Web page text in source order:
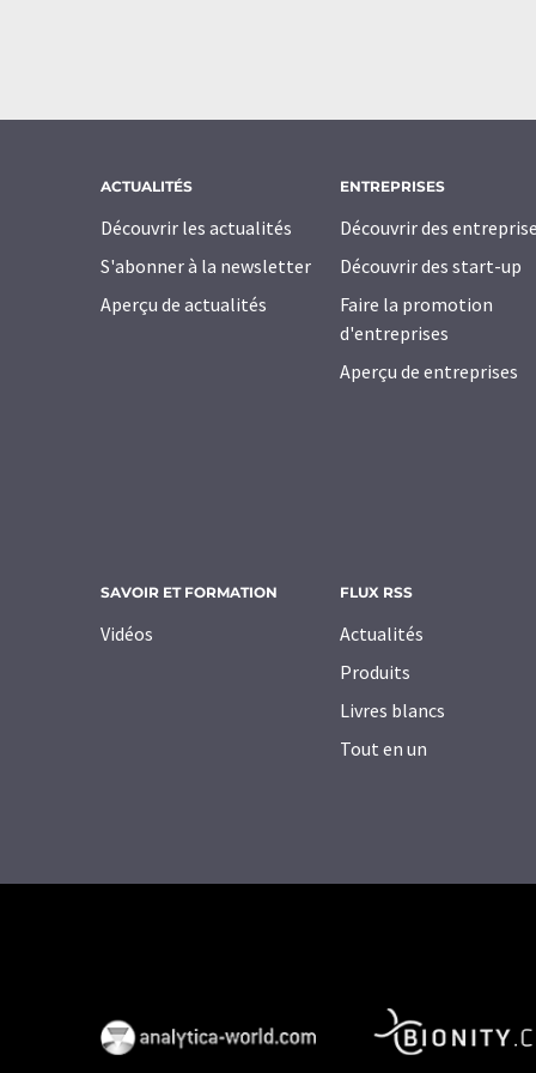
ACTUALITÉS
Découvrir les actualités
S'abonner à la newsletter
Aperçu de actualités
ENTREPRISES
Découvrir des
Découvrir des start-up
Faire la promotion
d'entreprises
Aperçu de entreprises
SAVOIR ET FORMATION
Vidéos
FLUX RSS
Actualités
Produits
Livres blancs
Tout en un